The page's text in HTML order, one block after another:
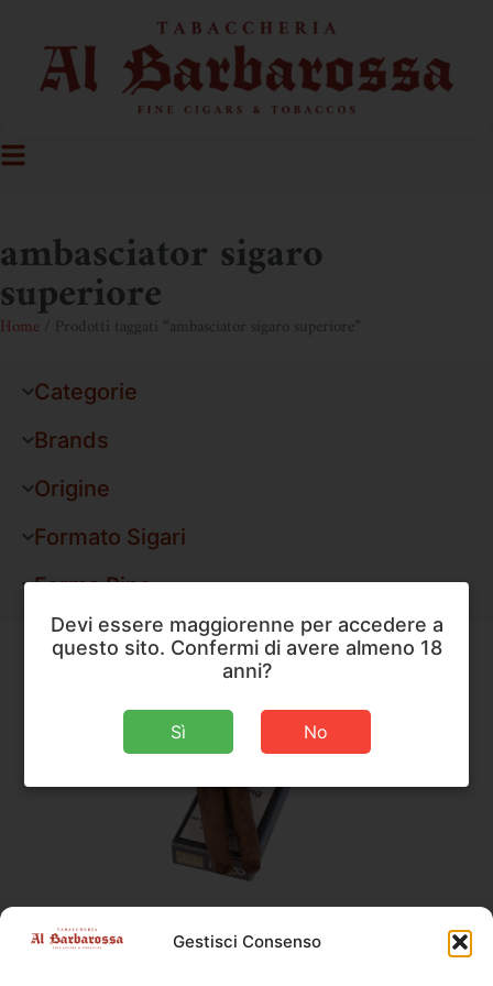
Gestisci Consenso
ambasciator sigaro
superiore
Home / Prodotti taggati “ambasciator sigaro superiore”
Categorie
Brands
Origine
Formato Sigari
Forma Pipe
Ambasciator Italico
Ambasciator Italico Superiore
Devi essere maggiorenne per accedere a
questo sito. Confermi di avere almeno 18
anni?
Sì No